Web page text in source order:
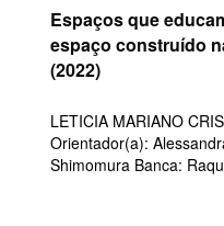
Espaços que
espaço construído
(2022)
LETICIA MARIANO
Orientador(a):
Shimomura Banca: